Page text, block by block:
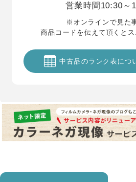
営業時間 10:30～
※オンラインで見た
商品コードを伝えて頂くとス
中古品のランク表につ